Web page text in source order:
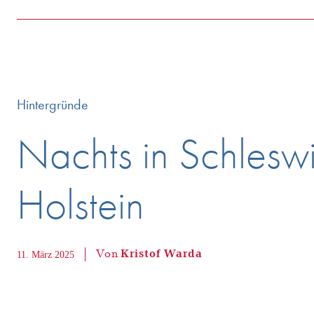
Hintergründe
Nachts in
Holstein
11. März 2025 VonKristof Warda